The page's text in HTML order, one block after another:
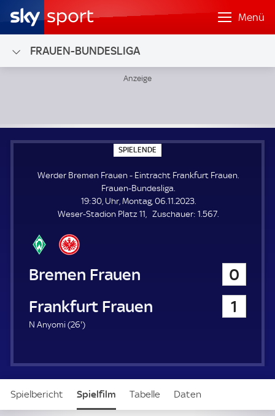
Menü
FRAUEN-BUNDESLIGA
SPIELENDE
P
E
E
N
D
E
Werder Bremen Frauen - Eintracht Frankfurt Frauen.
Frauen-Bundesliga.
19:30, Uhr, Montag, 06.11.2023.
Weser-Stadion Platz 11
Zuschauer: Z1.567.
Werder Bremen Frauen
0
Eintracht Frankfurt Frauen
1
N Anyomi (26'2
u
t
)
Spielbericht Spielfilm Tabelle Daten